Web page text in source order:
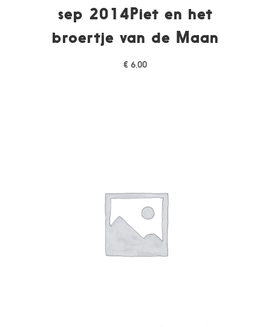
sep 2014Piet en het
broertje van de Maan
€ 6,00